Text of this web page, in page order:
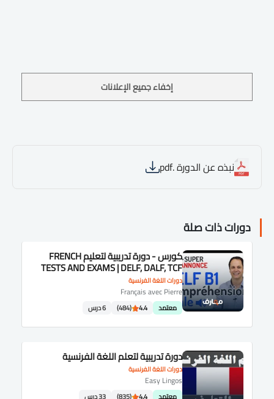
إخفاء جميع الإعلانات
نبذه عن الدورة .pdf
دورات ذات صلة
دورات اللغة الفرنسية
كورس - دورة تدريبية لتعليم FRENCH
TESTS AND EXAMS | DELF, DALF, TCF
Français avec Pierre
معتمد 4.4
(484) 6 درس
دورات اللغة الفرنسية
دورة تدريبية لتعلم اللغة الفرنسية
Easy Lingos
معتمد 4.4
(835) 33 درس